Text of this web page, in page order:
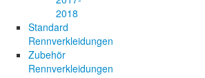
2018
Standard
Rennverkleidungen
Zubehör
Rennverkleidungen